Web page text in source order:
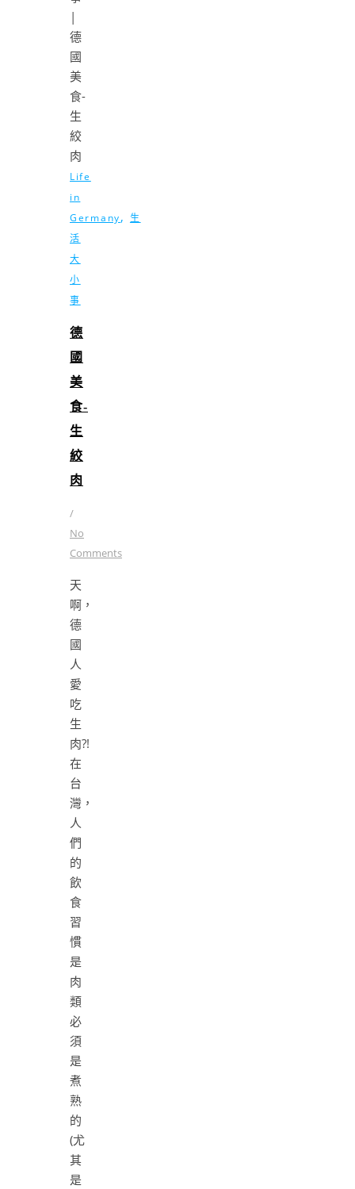
Life
in
Germany, 生
活
大
小
事
德
國
美
食-
生
絞
肉
/
No
Comments
天
啊，
德
國
人
愛
吃
生
肉?!
在
台
灣，
人
們
的
飲
食
習
慣
是
肉
類
必
須
是
煮
熟
的
(尤
其
是